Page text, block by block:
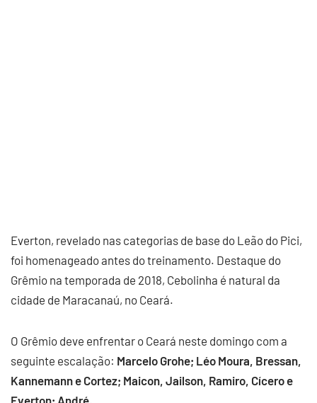
Everton, revelado nas categorias de base do Leão do Pici,
foi homenageado antes do treinamento. Destaque do
Grêmio na temporada de 2018, Cebolinha é natural da
cidade de Maracanaú, no Ceará.
O Grêmio deve enfrentar o Ceará neste domingo com a
seguinte escalação: Marcelo Grohe; Léo Moura, Bressan,
Kannemann e Cortez; Maicon, Jailson, Ramiro, Cícero e
Everton; André.